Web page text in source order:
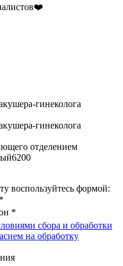
гинеколога
гинеколога
отделением
6200
воспользуйтесь формой:
*
сбора и обработки
на обработку